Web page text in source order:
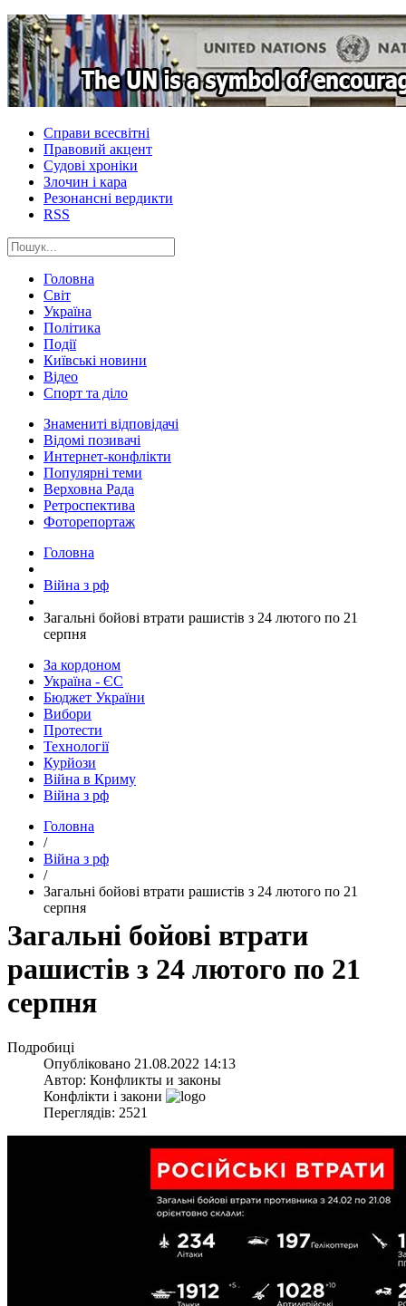
Справи всесвітні
Правовий акцент
Судові хроніки
Злочин і кара
Резонансні вердикти
RSS
Головна
Світ
Україна
Політика
Події
Київські новини
Відео
Спорт та діло
Знамениті відповідачі
Відомі позивачі
Интернет-конфлікти
Популярні теми
Верховна Рада
Ретроспектива
Фоторепортаж
Головна
Війна з рф
​Загальні бойові втрати рашистів з 24 лютого по 21
серпня
За кордоном
Україна - ЄС
Бюджет України
Вибори
Протести
Технології
Курйози
Війна в Криму
Війна з рф
Головна
/
Війна з рф
/
​Загальні бойові втрати рашистів з 24 лютого по 21
серпня
​Загальні бойові втрати
рашистів з 24 лютого по 21
серпня
Подробиці
Опубліковано 21.08.2022 14:13
Автор: Конфликты и законы
Конфлікти і закони
Переглядів: 2521